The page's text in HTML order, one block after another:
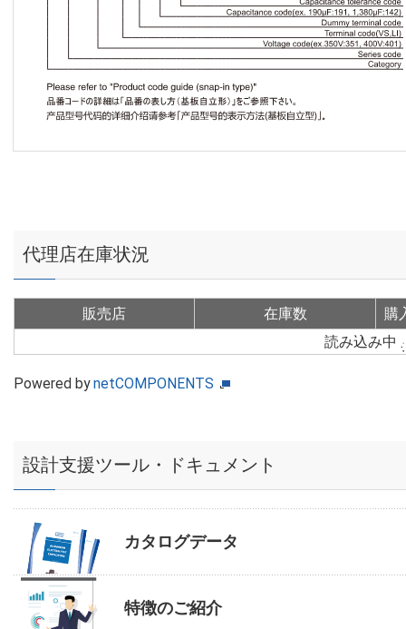
代理店在庫状況
販売店 在庫数
購
読み込み中
Powered bynetCOMPONENTS
設計支援ツール・ドキュメント
カタログデータ
特徴のご紹介